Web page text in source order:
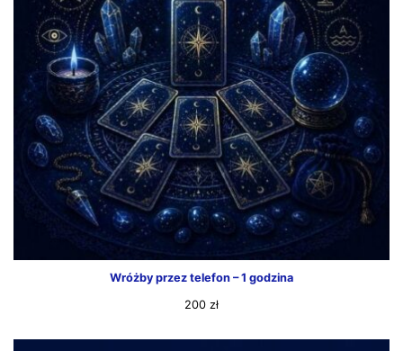
Wróżby przez telefon – 1 godzina
200 zł